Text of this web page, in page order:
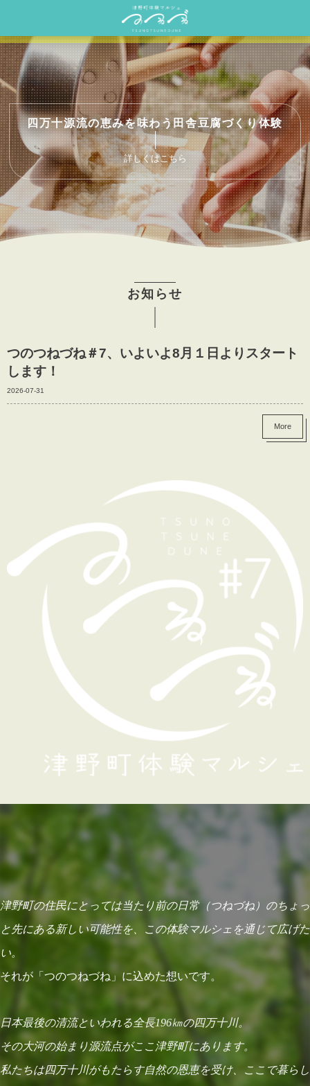
四万十源流の恵みを味わう田舎豆腐づくり体験
詳しくはこちら
お知らせ
つのつねづね＃7、いよいよ8月１日よりスタート
します！
2026-07-31
More
津野町の住民にとっては当たり前の日常（つねづね）のちょっ
と先にある新しい可能性を、この体験マルシェを通じて広げた
い。
それが「つのつねづね」に込めた想いです。
日本最後の清流といわれる全長196㎞の四万十川。
その大河の始まり源流点がここ津野町にあります。
私たちは四万十川がもたらす自然の恩恵を受け、ここで暮らし